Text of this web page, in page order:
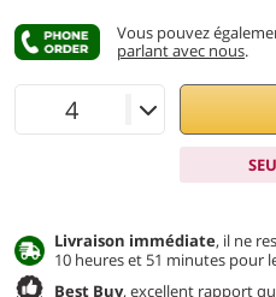
Vous pouvez
parlant avec nous.
Livraison immédiate, il ne
10 heures et 51 minutes pour
Best Buy, excellent rapport